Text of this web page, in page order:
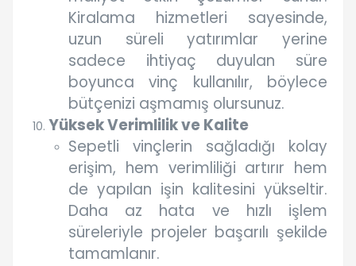
Kiralama hizmetleri sayesinde,
uzun süreli yatırımlar yerine
sadece ihtiyaç duyulan süre
boyunca vinç kullanılır, böylece
bütçenizi aşmamış olursunuz.
Yüksek Verimlilik ve Kalite
Sepetli vinçlerin sağladığı kolay
erişim, hem verimliliği artırır hem
de yapılan işin kalitesini yükseltir.
Daha az hata ve hızlı işlem
süreleriyle projeler başarılı şekilde
tamamlanır.